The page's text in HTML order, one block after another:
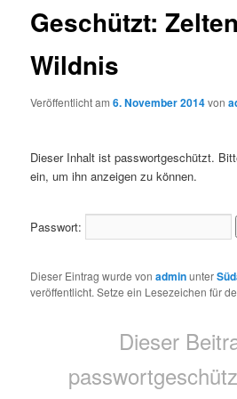
Geschützt:
Wildnis
Veröffentlicht am6. November 2014von
Dieser Inhalt ist passwortgeschützt.
ein, um ihn anzeigen zu können.
Passwort:
Dieser Eintrag wurde vonadminunter
veröffentlicht. Setze ein Lesezeichen für
Dieser